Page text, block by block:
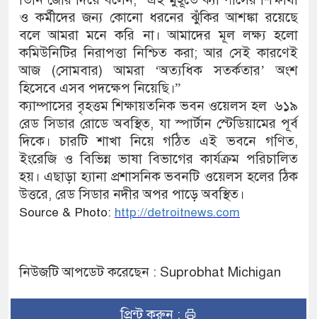
ও কর্মীদের জন্য কোনো ধরনের ঝুঁকির আশঙ্কা রয়েছে
বলে আমরা মনে করি না। আমাদের মূল লক্ষ্য হলো
কমিউনিটির নিরাপত্তা নিশ্চিত করা; আর সেই কারণেই
আজ (সোমবার) আমরা ‘অত্যধিক সতর্কতার’ অংশ
হিসেবে এসব পদক্ষেপ নিয়েছি।”
ক্যাম্পাসের বৃহত্তম শিক্ষায়তনিক ভবন ওয়েলস হল ৬১৯
রেড সিডার রোডে অবস্থিত, যা স্পার্টান স্টেডিয়ামের পূর্ব
দিকে। চারটি শাখা নিয়ে গঠিত এই ভবনে গণিত,
ইংরেজি ও বিভিন্ন ভাষা বিভাগের কার্যক্রম পরিচালিত
হয়। এছাড়া হ্যানা প্রশাসনিক ভবনটি ওয়েলস হলের ঠিক
উত্তরে, রেড সিডার নদীর অপর পাড়ে অবস্থিত।
Source & Photo: http://detroitnews.com
নিউজটি আপডেট করেছেন : Suprobhat Michigan
প্রিন্ট করুন :